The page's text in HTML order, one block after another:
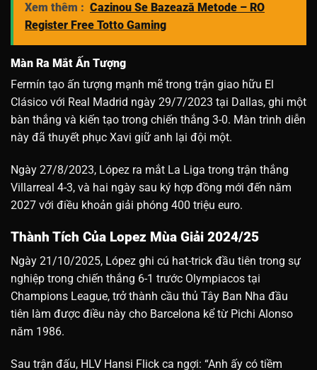
Xem thêm : Cazinou Se Bazează Metode – RO
Register Free Totto Gaming
Màn Ra Mắt Ấn Tượng
Fermín tạo ấn tượng mạnh mẽ trong trận giao hữu El
Clásico với Real Madrid ngày 29/7/2023 tại Dallas, ghi một
bàn thắng và kiến tạo trong chiến thắng 3-0. Màn trình diễn
này đã thuyết phục Xavi giữ anh lại đội một.
Ngày 27/8/2023, López ra mắt La Liga trong trận thắng
Villarreal 4-3, và hai ngày sau ký hợp đồng mới đến năm
2027 với điều khoản giải phóng 400 triệu euro.
Thành Tích Của Lopez Mùa Giải 2024/25
Ngày 21/10/2025, López ghi cú hat-trick đầu tiên trong sự
nghiệp trong chiến thắng 6-1 trước Olympiacos tại
Champions League, trở thành cầu thủ Tây Ban Nha đầu
tiên làm được điều này cho Barcelona kể từ Pichi Alonso
năm 1986.
Sau trận đấu, HLV Hansi Flick ca ngợi: “Anh ấy có tiềm